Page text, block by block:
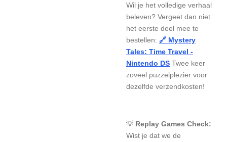
Wil je het volledige verhaal
beleven? Vergeet dan niet
het eerste deel mee te
bestellen: 🔗 Mystery
Tales: Time Travel -
Nintendo DS Twee keer
zoveel puzzelplezier voor
dezelfde verzendkosten!
💡 Replay Games Check:
Wist je dat we de